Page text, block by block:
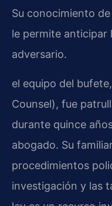
Su conocimiento
le permite anticipar
adversario.
el equipo del
Counsel), fue
durante quince
abogado. Su
procedimientos
investigación y las